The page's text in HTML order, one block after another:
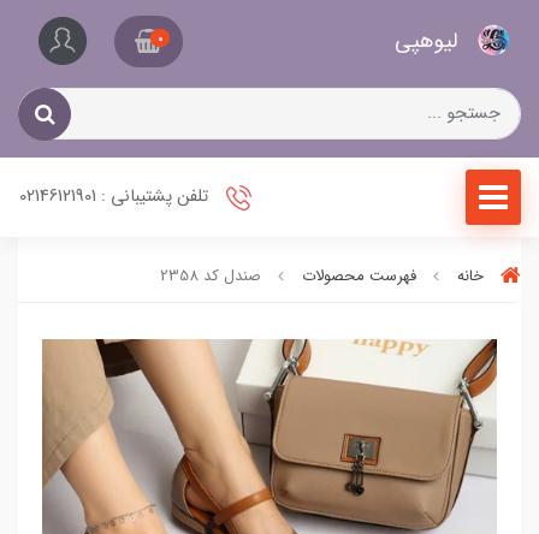
لیو‌هپی 0
تلفن پشتیبانی : 02146121901
خانه فهرست محصولات صندل کد 2358